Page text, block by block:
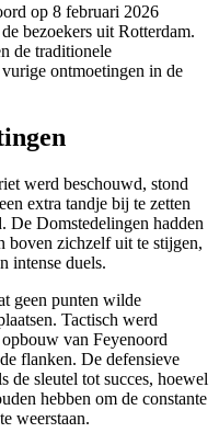
op 8 februari 2026
bezoekers uit Rotterdam.
de traditionele
ontmoetingen in de
werd beschouwd, stond
extra tandje bij te zetten
De Domstedelingen hadden
boven zichzelf uit te stijgen,
intense duels.
geen punten wilde
Tactisch werd
van Feyenoord
flanken. De defensieve
de sleutel tot succes, hoewel
hebben om de constante
weerstaan.